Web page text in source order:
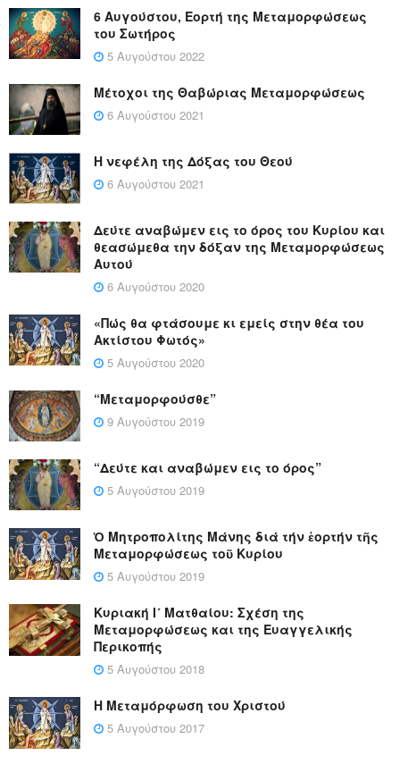
6 Αυγούστου, Εορτή της Μεταμορφώσεως
του Σωτήρος
5 Αυγούστου 2022
Μέτοχοι της Θαβώριας Μεταμορφώσεως
6 Αυγούστου 2021
Η νεφέλη της Δόξας του Θεού
6 Αυγούστου 2021
Δεύτε αναβώμεν εις το όρος του Κυρίου και
θεασώμεθα την δόξαν της Μεταμορφώσεως
Αυτού
6 Αυγούστου 2020
«Πώς θα φτάσουμε κι εμείς στην θέα του
Ακτίστου Φωτός»
5 Αυγούστου 2020
“Μεταμορφούσθε”
9 Αυγούστου 2019
“Δεύτε και αναβώμεν εις το όρος”
5 Αυγούστου 2019
Ὁ Μητροπολίτης Μάνης διά τήν ἑορτήν τῆς
Μεταμορφώσεως τοῦ Κυρίου
5 Αυγούστου 2019
Κυριακή Ι´ Ματθαίου: Σχέση της
Μεταμορφώσεως και της Ευαγγελικής
Περικοπής
5 Αυγούστου 2018
Η Μεταμόρφωση του Χριστού
5 Αυγούστου 2017